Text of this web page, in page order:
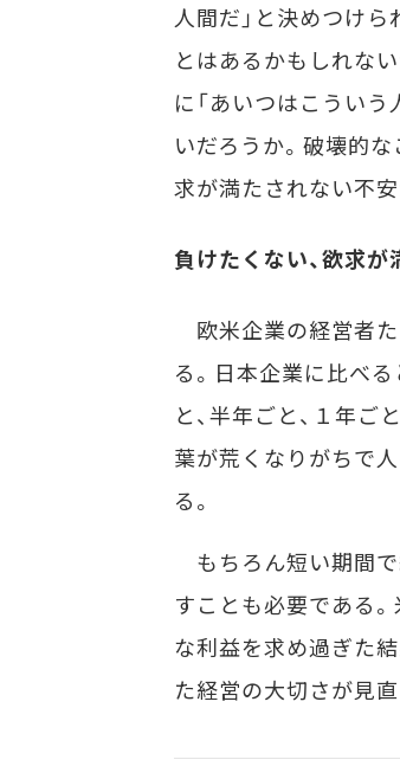
人間だ」と決めつけ
とはあるかもしれな
に「あいつはこうい
いだろうか。破壊的
求が満たされない不安
負けたくない、欲
欧米企業の経営者
る。日本企業に比べ
と、半年ごと、１年
葉が荒くなりがちで
る。
もちろん短い期間
すことも必要である
な利益を求め過ぎた
た経営の大切さが見